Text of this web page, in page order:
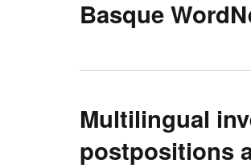
Basque
Multilingual
postpositions